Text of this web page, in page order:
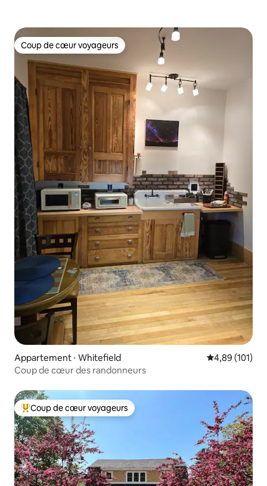
Coup de cœur voyageurs
Coup de cœur voyageurs
Appartement ⋅ Whitefield Évaluation
4,89 (101)
Coup de cœur des randonneurs
Coups de cœur voyageurs les plus appréciés
Coup de cœur voyageurs